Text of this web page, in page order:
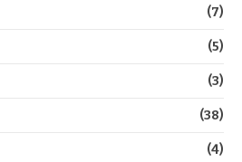
(7)
(5)
(3)
(38)
(4)